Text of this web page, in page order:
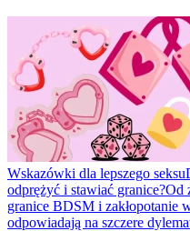
Wskazówki dla lepszego seksu
odprężyć i stawiać granice?Od
granice BDSM i zakłopotanie
odpowiadają na szczere